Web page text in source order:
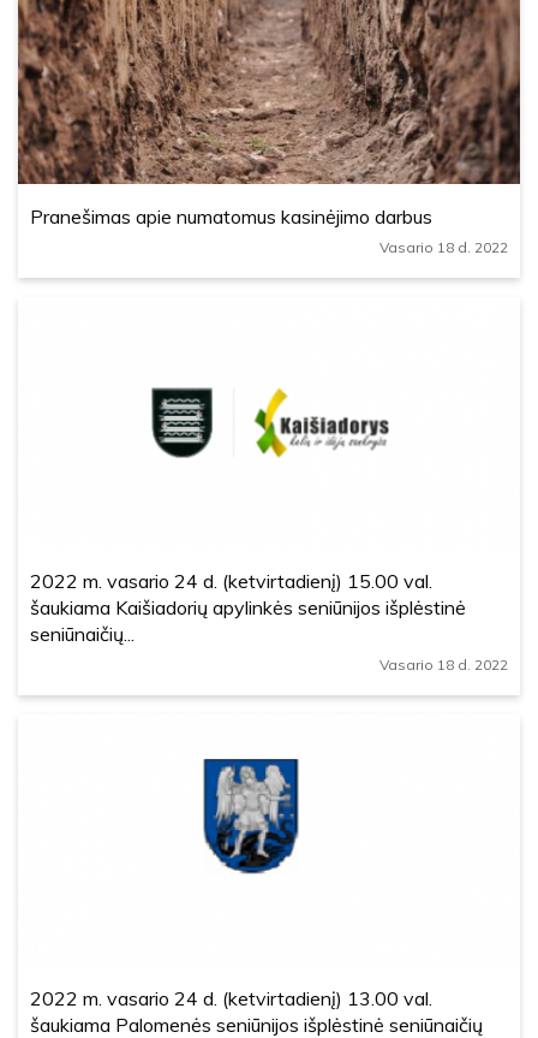
Pranešimas apie numatomus kasinėjimo darbus
Vasario 18 d. 2022
2022 m. vasario 24 d. (ketvirtadienį) 15.00 val.
šaukiama Kaišiadorių apylinkės seniūnijos išplėstinė
seniūnaičių...
Vasario 18 d. 2022
2022 m. vasario 24 d. (ketvirtadienį) 13.00 val.
šaukiama Palomenės seniūnijos išplėstinė seniūnaičių